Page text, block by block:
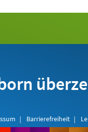
Barrierefreiheit